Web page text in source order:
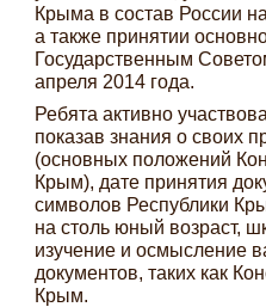
Крыма в состав России
а также принятии
Государственным
апреля 2014 года.
Ребята активно
показав знания о своих
(основных положений
Крым), дате принятия
символов Республики
на столь юный возраст,
изучение и осмысление
документов, таких как
Крым.